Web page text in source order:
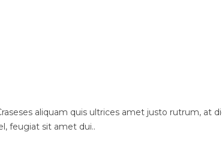
aliquam quis ultrices amet justo rutrum, at
feugiat sit amet dui..